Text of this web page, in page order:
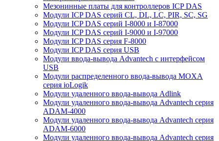
Мезонинные платы для контроллеров ICP DAS
Модули ICP DAS серий CL, DL, LC, PIR, SC, SG
Модули ICP DAS серий I-8000 и I-87000
Модули ICP DAS серий I-9000 и I-97000
Модули ICP DAS серия F-8000
Модули ICP DAS серия USB
Модули ввода-вывода Advantech с интерфейсом
USB
Модули распределенного ввода-вывода MOXA
серия ioLogik
Модули удаленного ввода-вывода Adlink
Модули удаленного ввода-вывода Advantech серия
ADAM-4000
Модули удаленного ввода-вывода Advantech серия
ADAM-6000
Модули удаленного ввода-вывода Advantech серия